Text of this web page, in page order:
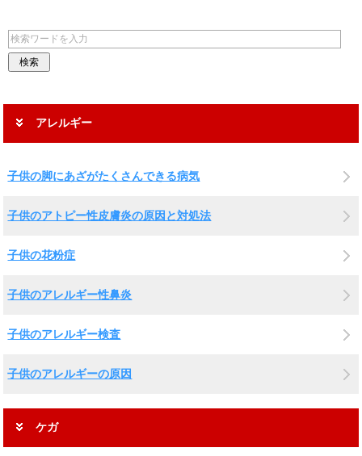
アレルギー
子供の脚にあざがたくさんできる病気
子供のアトピー性皮膚炎の原因と対処法
子供の花粉症
子供のアレルギー性鼻炎
子供のアレルギー検査
子供のアレルギーの原因
ケガ